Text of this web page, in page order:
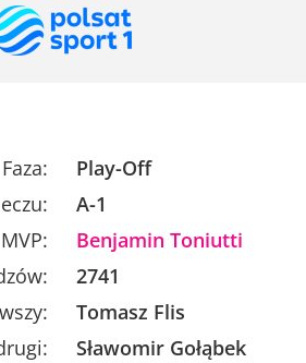
Faza:
Play-Off
A-1
MVP:
Benjamin Toniutti
2741
Tomasz Flis
Sławomir Gołąbek